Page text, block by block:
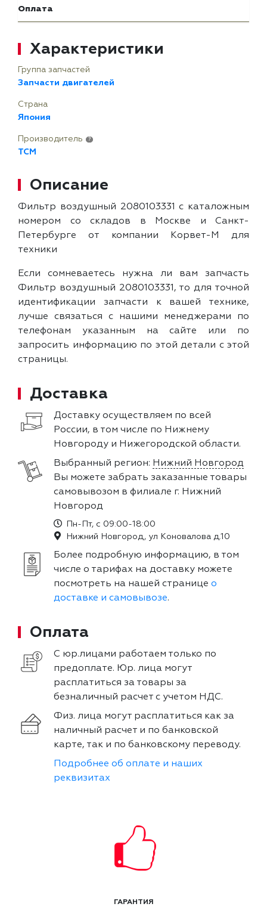
Оплата
Характеристики
Группа запчастей
Запчасти двигателей
Страна
Япония
Производитель ?
TCM
Описание
Фильтр воздушный 2080103331 с каталожным
номером со складов в Москве и Санкт-
Петербурге от компании Корвет-М для
техники
Если сомневаетесь нужна ли вам запчасть
Фильтр воздушный 2080103331, то для точной
идентификации запчасти к вашей технике,
лучше связаться с нашими менеджерами по
телефонам указанным на сайте или по
запросить информацию по этой детали с этой
страницы.
Доставка
Доставку осуществляем по всей
России, в том числе по Нижнему
Новгороду и Нижегородской области.
Выбранный регион: Нижний Новгород
Вы можете забрать заказанные товары
самовывозом в филиале г. Нижний
Новгород
Пн-Пт, с 09:00-18:00
Нижний Новгород, ул Коновалова д.10
Более подробную информацию, в том
числе о тарифах на доставку можете
посмотреть на нашей странице о
доставке и самовывозе.
Оплата
С юр.лицами работаем только по
предоплате. Юр. лица могут
расплатиться за товары за
безналичный расчет с учетом НДС.
Физ. лица могут расплатиться как за
наличный расчет и по банковской
карте, так и по банковскому переводу.
Подробнее об оплате и наших
реквизитах
ГАРАНТИЯ